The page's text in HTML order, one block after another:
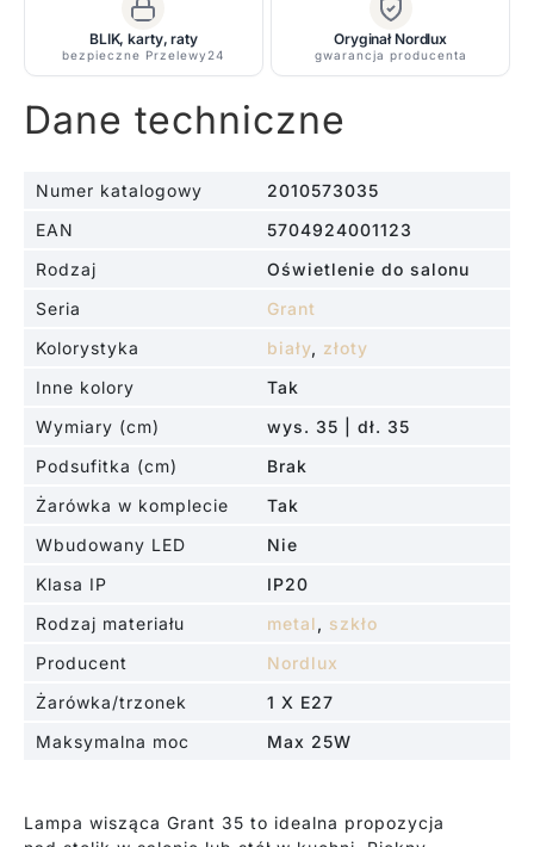
BLIK, karty, raty
bezpieczne Przelewy24
Oryginał Nordlux
gwarancja producenta
Dane techniczne
Numer katalogowy
2010573035
EAN
5704924001123
Rodzaj
Oświetlenie do salonu
Seria
Grant
Kolorystyka
biały, złoty
Inne kolory
Tak
Wymiary (cm)
wys. 35 | dł. 35
Podsufitka (cm)
Brak
Żarówka w komplecie
Tak
Wbudowany LED
Nie
Klasa IP
IP20
Rodzaj materiału
metal , szkło
Producent
Nordlux
Żarówka/trzonek
1 X E27
Maksymalna moc
Max 25W
Lampa wisząca Grant 35 to idealna propozycja